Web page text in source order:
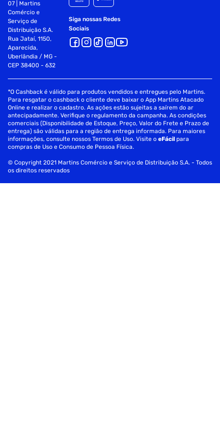
07 | Martins
Comércio e
Serviço de
Distribuição S.A.
Rua Jataí, 1150,
Aparecida,
Uberlândia / MG -
CEP 38400 - 632
Siga nossas Redes
Sociais
*O Cashback é válido para produtos vendidos e entregues pelo Martins.
Para resgatar o cashback o cliente deve baixar o App Martins Atacado
Online e realizar o cadastro. As ações estão sujeitas a saírem do ar
antecipadamente. Verifique o regulamento da campanha. As condições
comerciais (Disponibilidade de Estoque, Preço, Valor do Frete e Prazo de
entrega) são válidas para a região de entrega informada. Para maiores
informações, consulte nossos Termos de Uso. Visite oeFácil para
compras de Uso e Consumo de Pessoa Física.
© Copyright 2021 Martins Comércio e Serviço de Distribuição S.A. - Todos
os direitos reservados